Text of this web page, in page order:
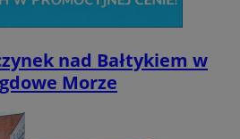
nad Bałtykiem w
Morze
Wydajność